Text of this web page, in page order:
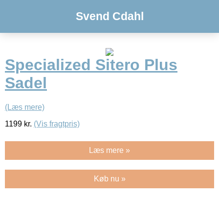
Svend Cdahl
Specialized Sitero Plus
Sadel
(Læs mere)
1199 kr. (Vis fragtpris)
Læs mere »
Køb nu »